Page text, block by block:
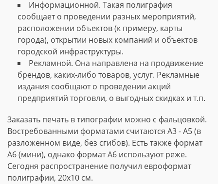
Информационной. Такая полиграфия
сообщает о проведении разных мероприятий,
расположении объектов (к примеру, карты
города), открытии новых компаний и объектов
городской инфраструктуры.
Рекламной. Она направлена на продвижение
брендов, каких-либо товаров, услуг. Рекламные
издания сообщают о проведении акций
предприятий торговли, о выгодных скидках и т.п.
Заказать печать в типографии можно с фальцовкой.
Востребованными форматами считаются А3 - А5 (в
разложенном виде, без сгибов). Есть также формат
А6 (мини), однако формат А6 используют реже.
Сегодня распространение получил евроформат
полиграфии, 20х10 см.